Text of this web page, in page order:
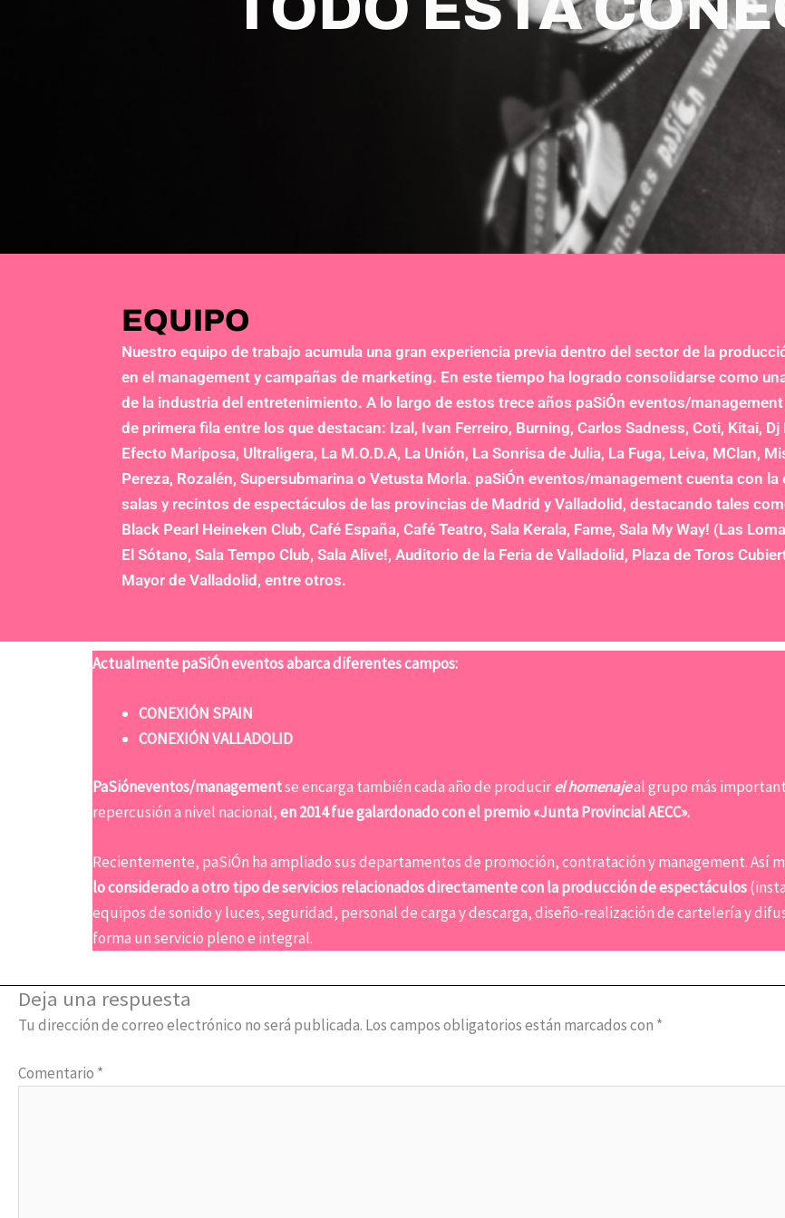
EQUIPO
Nuestro equipo de trabajo acumula una gran experiencia previa dentro del sector de la
en el management y campañas de marketing. En este tiempo ha logrado consolidarse como
de la industria del entretenimiento. A lo largo de estos trece años paSiÓn eventos/
de primera fila entre los que destacan: Izal, Ivan Ferreiro, Burning, Carlos Sadness, Coti, Kitai,
Efecto Mariposa, Ultraligera, La M.O.D.A, La Unión, La Sonrisa de Julia, La Fuga, Leiva, MClan,
Pereza, Rozalén, Supersubmarina o Vetusta Morla. paSiÓn eventos/management cuenta con
salas y recintos de espectáculos de las provincias de Madrid y Valladolid, destacando tales
Black Pearl Heineken Club, Café España, Café Teatro, Sala Kerala, Fame, Sala My Way! (Las
El Sótano, Sala Tempo Club, Sala Alive!, Auditorio de la Feria de Valladolid, Plaza de Toros
Mayor de Valladolid, entre otros.
Actualmente paSiÓn eventos abarca diferentes campos:
CONEXIÓN SPAIN
CONEXIÓN VALLADOLID
PaSióneventos/managementse encarga también cada año de producirel homenajeal grupo más
repercusión a nivel nacional,en 2014 fue galardonado con el premio «Junta Provincial AECC».
Recientemente, paSiÓn ha ampliado sus departamentos de promoción, contratación y management. Así
lo considerado a otro tipo de servicios relacionados directamente con la producción de espectáculos
equipos de sonido y luces, seguridad, personal de carga y descarga, diseño-realización de cartelería y
forma un servicio pleno e integral.
Deja una respuesta
Tu dirección de correo electrónico no será publicada. Los campos obligatorios están marcados con *
Comentario *